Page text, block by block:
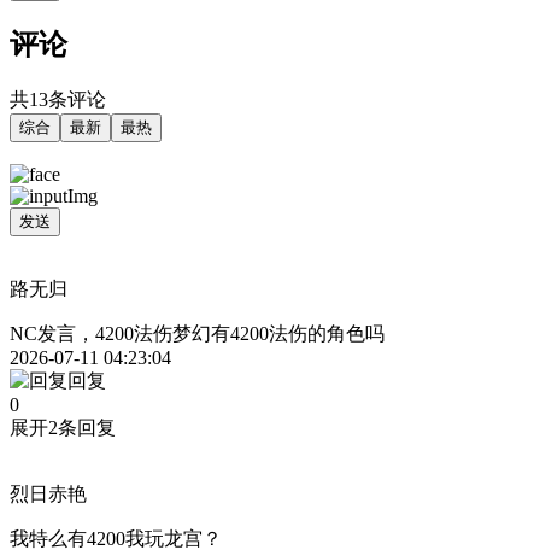
评论
共13条评论
综合 最新 最热
发送
路无归
NC发言，4200法伤梦幻有4200法伤的角色吗
2026-07-11 04:23:04
回复
0
展开2条回复
烈日赤艳
我特么有4200我玩龙宫？